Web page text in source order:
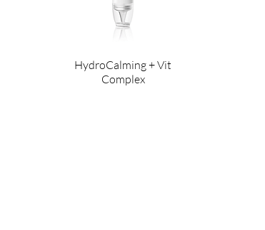
HydroCalming + Vit
Complex